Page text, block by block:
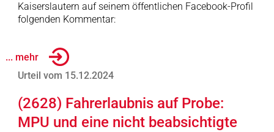
Kaiserslautern auf seinem öffentlichen Facebook-Profil
folgenden Kommentar:
... mehr
Urteil vom 15.12.2024
(2628) Fahrerlaubnis auf Probe:
MPU und eine nicht beabsichtigte